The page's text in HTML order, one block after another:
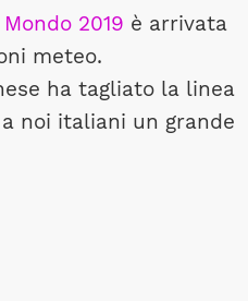
2019 è arrivata
meteo.
ha tagliato la linea
noi italiani un grande